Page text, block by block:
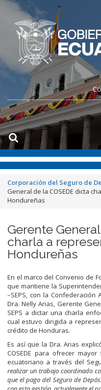
Corporación del Seguro de
General de la COSEDE dicta
Hondureñas
Gerente
charla a
Hondureñas
En el marco del Convenio de
que mantiene la
–SEPS, con la Confederación
Dra. Nelly Arias, Gerente
SEPS a dictar una charla
cual estuvo dirigida a
crédito de Honduras.
Es así que la Dra. Arias
COSEDE para ofrecer
ecuatoriano a través del
realizar un trabajo coordinado
que el pago del Seguro de